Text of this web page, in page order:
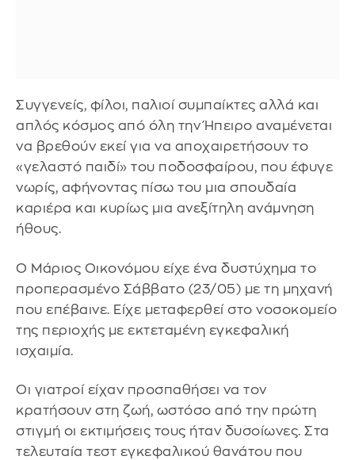
Συγγενείς, φίλοι, παλιοί συμπαίκτες αλλά και
απλός κόσμος από όλη την Ήπειρο αναμένεται
να βρεθούν εκεί για να αποχαιρετήσουν το
«γελαστό παιδί» του ποδοσφαίρου, που έφυγε
νωρίς, αφήνοντας πίσω του μια σπουδαία
καριέρα και κυρίως μια ανεξίτηλη ανάμνηση
ήθους.
Ο Μάριος Οικονόμου είχε ένα δυστύχημα το
προπερασμένο Σάββατο (23/05) με τη μηχανή
που επέβαινε. Είχε μεταφερθεί στο νοσοκομείο
της περιοχής με εκτεταμένη εγκεφαλική
ισχαιμία.
Οι γιατροί είχαν προσπαθήσει να τον
κρατήσουν στη ζωή, ωστόσο από την πρώτη
στιγμή οι εκτιμήσεις τους ήταν δυσοίωνες. Στα
τελευταία τεστ εγκεφαλικού θανάτου που